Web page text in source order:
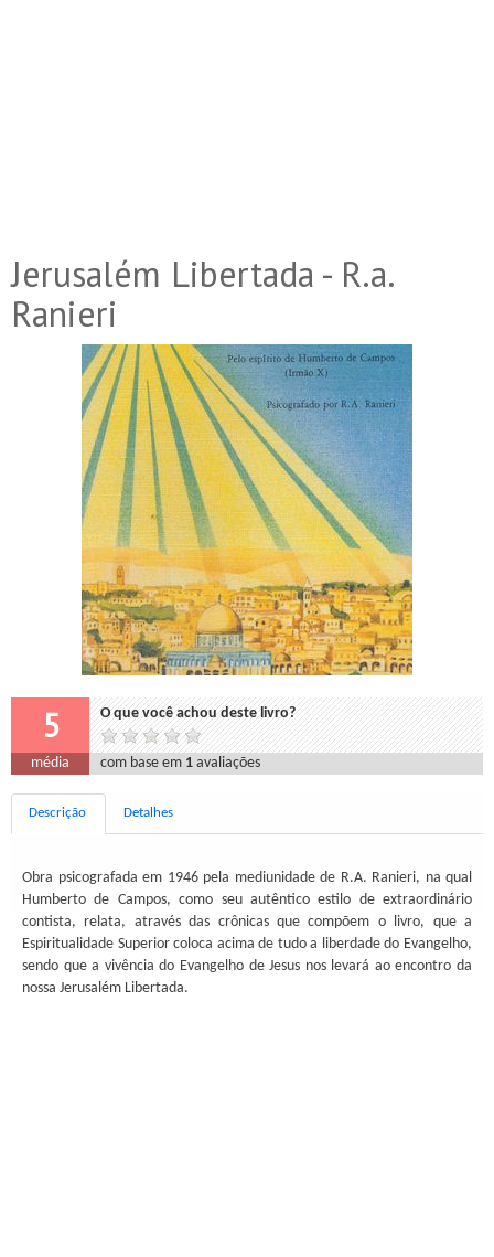
Jerusalém Libertada - R.a.
Ranieri
5 O que você achou deste livro?
média com base em 1 avaliações
Descrição Detalhes
Obra psicografada em 1946 pela mediunidade de R.A. Ranieri, na qual
Humberto de Campos, como seu autêntico estilo de extraordinário
contista, relata, através das crônicas que compõem o livro, que a
Espiritualidade Superior coloca acima de tudo a liberdade do Evangelho,
sendo que a vivência do Evangelho de Jesus nos levará ao encontro da
nossa Jerusalém Libertada.